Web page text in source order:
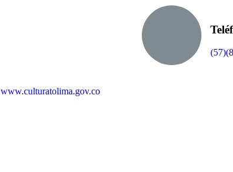
www.culturatolima.gov.co